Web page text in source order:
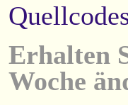
Erhalten
Woche